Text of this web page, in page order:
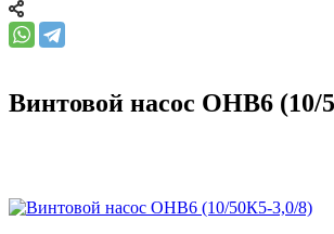
Винтовой насос ОНВ6 (10/